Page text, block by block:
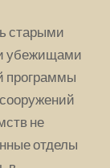
старыми
убежищами
программы
не
отделы